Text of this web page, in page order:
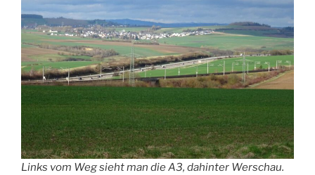
Links vom Weg sieht man die A3, dahinter Werschau.